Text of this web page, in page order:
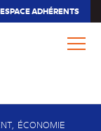
ESPACE ADHÉRENTS
ÉCONOMIE